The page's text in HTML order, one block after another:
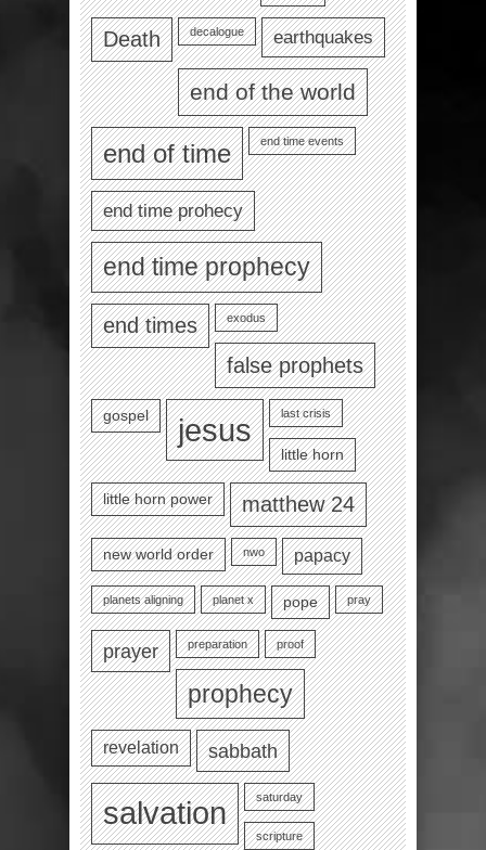
Death decalogue earthquakes
end of the world
end of time end time events
end time prohecy
end time prophecy
end times exodus
false prophets
gospel jesus last crisis
little horn
little horn power matthew 24
new world order nwo papacy
planets aligning planet x pope pray
prayer preparation proof
prophecy
revelation sabbath
salvation saturday
scripture